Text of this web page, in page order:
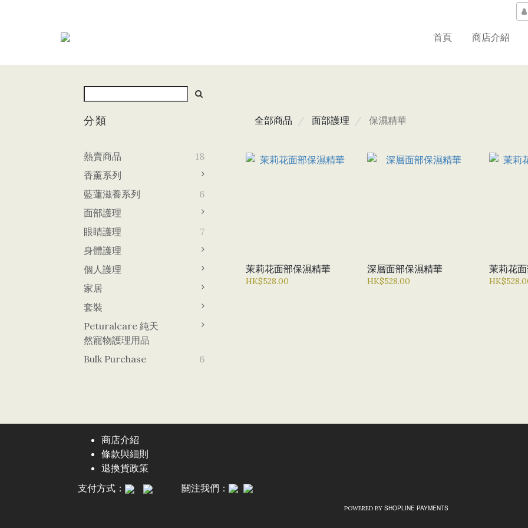
首頁 商店介紹
分類
熱賣商品
18
香薰系列
藍蓮滋養系列
6
面部護理
眼睛護理
7
身體護理
個人護理
家居
套裝
Peturalcare 純天
然寵物護理用品
Bulk Purchase
6
全部商品 面部護理 保濕精華
茉莉花面部保濕精華
HK$528.00
深層面部保濕精華
HK$528.00
茉莉花
商店介紹
條款與細則
退換貨政策
支付方式： 關注我們：
POWERED BY SHOPLINE PAYMENTS